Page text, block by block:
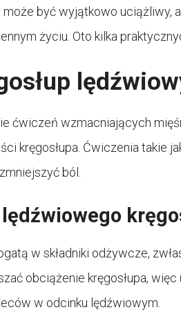
być wyjątkowo uciążliwy,
życiu. Oto kilka
ćwiczeń wzmacniających
kręgosłupa. Ćwiczenia takie
ból.
w składniki odżywcze,
obciążenie kręgosłupa,
w odcinku lędźwiowym.